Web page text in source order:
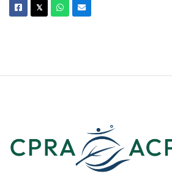
Facebook
𝕏X Whatsapp
Courriel